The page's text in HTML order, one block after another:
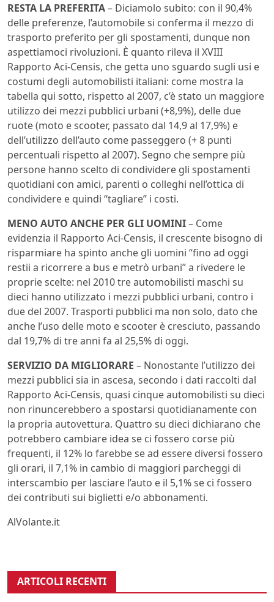
RESTA LA PREFERITA– Diciamolo subito: con il 90,4%
delle preferenze, l’automobile si conferma il mezzo di
trasporto preferito per gli spostamenti, dunque non
aspettiamoci rivoluzioni. È quanto rileva il XVIII
Rapporto Aci-Censis, che getta uno sguardo sugli usi e
costumi degli automobilisti italiani: come mostra la
tabella qui sotto, rispetto al 2007, c’è stato un maggiore
utilizzo dei mezzi pubblici urbani (+8,9%), delle due
ruote (moto e scooter, passato dal 14,9 al 17,9%) e
dell’utilizzo dell’auto come passeggero (+ 8 punti
percentuali rispetto al 2007). Segno che sempre più
persone hanno scelto di condividere gli spostamenti
quotidiani con amici, parenti o colleghi nell’ottica di
condividere e quindi “tagliare” i costi.
MENO AUTO ANCHE PER GLI UOMINI– Come
evidenzia il Rapporto Aci-Censis, il crescente bisogno di
risparmiare ha spinto anche gli uomini “fino ad oggi
restii a ricorrere a bus e metrò urbani” a rivedere le
proprie scelte: nel 2010 tre automobilisti maschi su
dieci hanno utilizzato i mezzi pubblici urbani, contro i
due del 2007. Trasporti pubblici ma non solo, dato che
anche l’uso delle moto e scooter è cresciuto, passando
dal 19,7% di tre anni fa al 25,5% di oggi.
SERVIZIO DA MIGLIORARE – Nonostante l’utilizzo dei
mezzi pubblici sia in ascesa, secondo i dati raccolti dal
Rapporto Aci-Censis, quasi cinque automobilisti su dieci
non rinuncerebbero a spostarsi quotidianamente con
la propria autovettura. Quattro su dieci dichiarano che
potrebbero cambiare idea se ci fossero corse più
frequenti, il 12% lo farebbe se ad essere diversi fossero
gli orari, il 7,1% in cambio di maggiori parcheggi di
interscambio per lasciare l’auto e il 5,1% se ci fossero
dei contributi sui biglietti e/o abbonamenti.
AlVolante.it
ARTICOLI RECENTI